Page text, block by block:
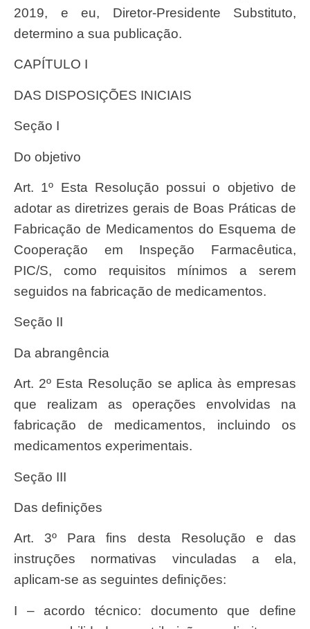
2019, e eu, Diretor-Presidente Substituto,
determino a sua publicação.
CAPÍTULO I
DAS DISPOSIÇÕES INICIAIS
Seção I
Do objetivo
Art. 1º Esta Resolução possui o objetivo de
adotar as diretrizes gerais de Boas Práticas de
Fabricação de Medicamentos do Esquema de
Cooperação em Inspeção Farmacêutica,
PIC/S, como requisitos mínimos a serem
seguidos na fabricação de medicamentos.
Seção II
Da abrangência
Art. 2º Esta Resolução se aplica às empresas
que realizam as operações envolvidas na
fabricação de medicamentos, incluindo os
medicamentos experimentais.
Seção III
Das definições
Art. 3º Para fins desta Resolução e das
instruções normativas vinculadas a ela,
aplicam-se as seguintes definições:
I – acordo técnico: documento que define